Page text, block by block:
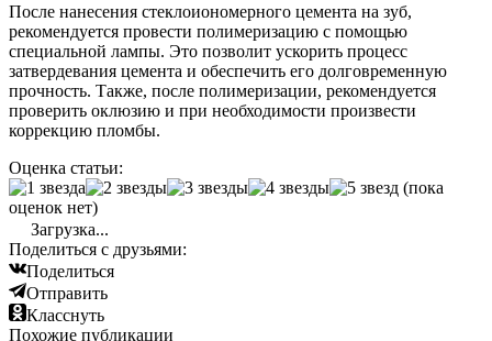
После нанесения стеклоиономерного цемента на зуб,
рекомендуется провести полимеризацию с помощью
специальной лампы. Это позволит ускорить процесс
затвердевания цемента и обеспечить его долговременную
прочность. Также, после полимеризации, рекомендуется
проверить оклюзию и при необходимости произвести
коррекцию пломбы.
Оценка статьи:
(пока
оценок нет)
Загрузка...
Поделиться с друзьями:
Поделиться
Отправить
Класснуть
Похожие публикации